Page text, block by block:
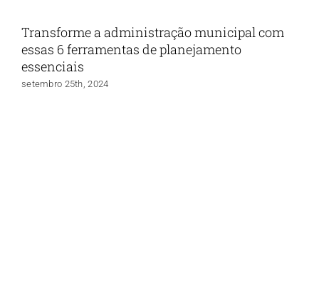
Transforme a administração municipal com
essas 6 ferramentas de planejamento
essenciais
setembro 25th, 2024